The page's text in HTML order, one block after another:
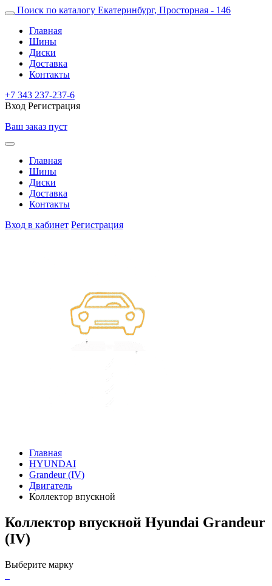
Поиск по каталогу Екатеринбург, Просторная - 146
Главная
Шины
Диски
Доставка
Контакты
+7 343 237-237-6
Вход Регистрация
Ваш заказ пуст
Главная
Шины
Диски
Доставка
Контакты
Вход в кабинет Регистрация
Главная
HYUNDAI
Grandeur (IV)
Двигатель
Коллектор впускной
Коллектор впускной Hyundai Grandeur
(IV)
Выберите марку